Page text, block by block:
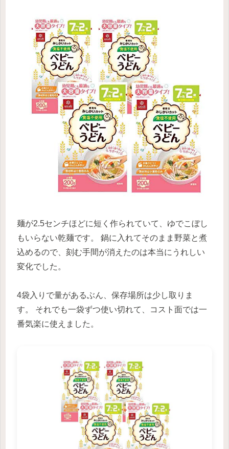
麺が2.5センチほどに短く作られていて、ゆでこぼし
もいらない乾麺です。 鍋に入れてそのまま野菜と煮
込めるので、刻む手間が消えたのは本当にうれしい
変化でした。
4袋入りで量があるぶん、保存場所は少し取りま
す。 それでも一袋ずつ使い切れて、コスト面では一
番気楽に使えました。